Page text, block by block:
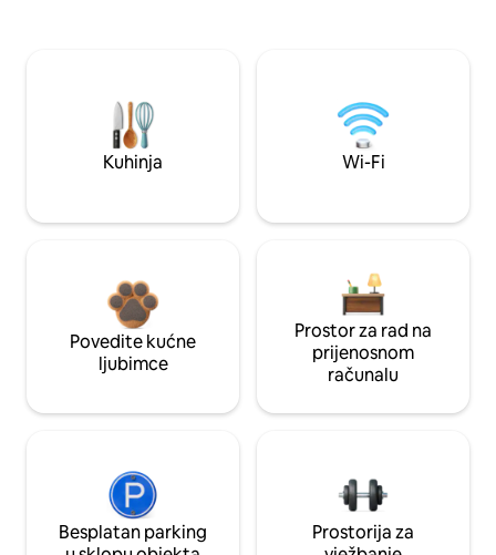
Kuhinja Wi-Fi
Povedite kućne
ljubimce
Prostor za rad na
prijenosnom
računalu
Besplatan parking
Prostorija za